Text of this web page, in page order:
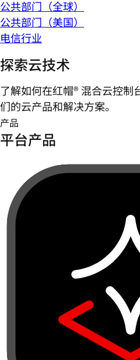
公共部门（全球）
公共部门（美国）
电信行业
探索云技术
了解如何在红帽® 混合云控
们的云产品和解决方案。
产品
平台产品